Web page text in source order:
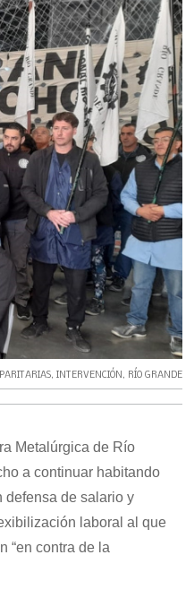
PARITARIAS, INTERVENCIÓN , RÍO GRANDE
Metalúrgica de Río
a continuar habitando
defensa de salario y
laboral al que
“en contra de la